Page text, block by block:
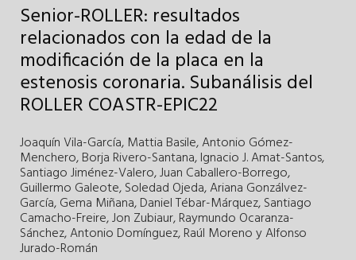
Senior-ROLLER: resultados
relacionados con la edad de la
modificación de la placa en la
estenosis coronaria. Subanálisis del
ROLLER COASTR-EPIC22
Joaquín Vila-García, Mattia Basile,Antonio Gómez-
Menchero,Borja Rivero-Santana,Ignacio J. Amat-Santos,
Santiago Jiménez-Valero,Juan Caballero-Borrego,
Guillermo Galeote,Soledad Ojeda,Ariana Gonzálvez-
García,Gema Miñana,Daniel Tébar-Márquez,Santiago
Camacho-Freire,Jon Zubiaur,Raymundo Ocaranza-
Sánchez,Antonio Domínguez,Raúl MorenoyAlfonso
Jurado-Román